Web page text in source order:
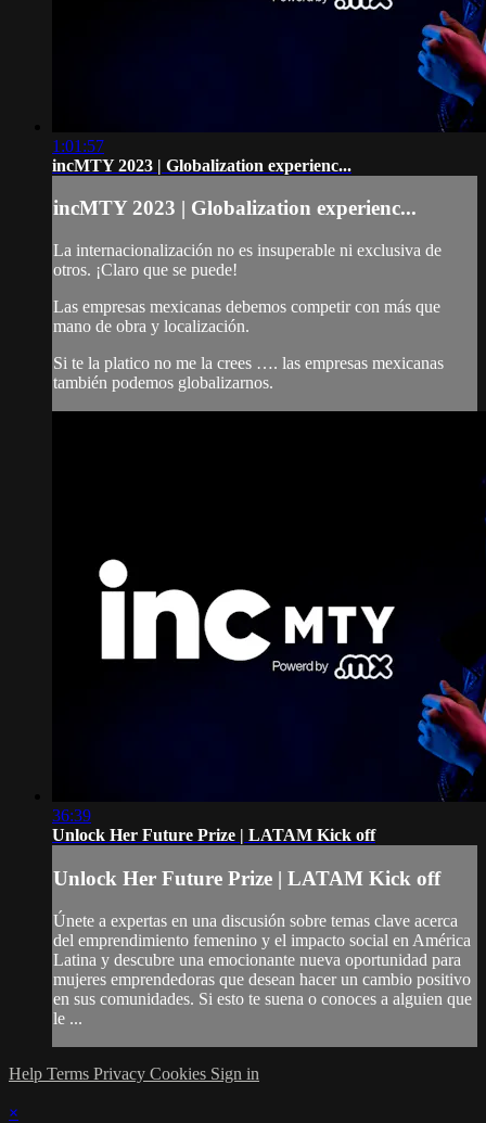
1:01:57
incMTY 2023 | Globalization experienc...
incMTY 2023 | Globalization experienc...
La internacionalización no es insuperable ni exclusiva de
otros. ¡Claro que se puede!
Las empresas mexicanas debemos competir con más que
mano de obra y localización.
Si te la platico no me la crees …. las empresas mexicanas
también podemos globalizarnos.
36:39
Unlock Her Future Prize | LATAM Kick off
Unlock Her Future Prize | LATAM Kick off
Únete a expertas en una discusión sobre temas clave acerca
del emprendimiento femenino y el impacto social en América
Latina y descubre una emocionante nueva oportunidad para
mujeres emprendedoras que desean hacer un cambio positivo
en sus comunidades. Si esto te suena o conoces a alguien que
le ...
Help Terms Privacy Cookies Sign in
×